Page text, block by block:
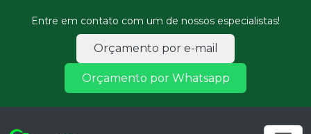
Entre em contato com um de nossos especialistas!
Orçamento por e-mail
Orçamento por Whatsapp